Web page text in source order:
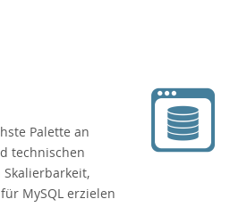
Palette an
technischen
MySQL erzielen